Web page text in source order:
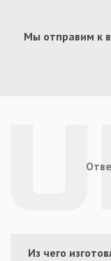
Мы отправим к
Из чего